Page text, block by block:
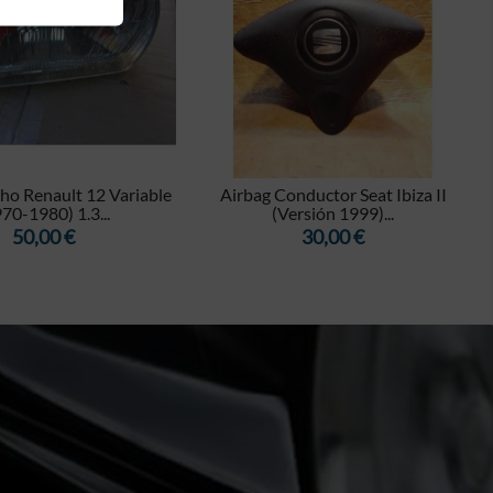
Renault 12 Variable
1980) 1.3...
Precio
50,00 €
Airbag Conductor Seat Ibiza II
(Versión 1999)...
Precio
30,00 €
